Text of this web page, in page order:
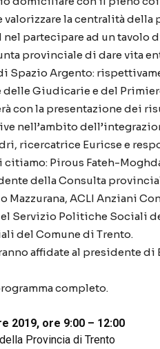
la centralità della
nel partecipare ad un tavolo
provinciale di dare vita
Spazio Argento:
delle Giudicarie e del
con la presentazione dei
nell’ambito
ricercatrice Euricse e
Pirous Fateh-
della Consulta
Mazzurana, ACLI Anziani
Servizio Politiche Sociali
del Comune di Trento.
affidate al presidente di
completo.
2019, ore 9:00 – 12:00
Provincia di Trento